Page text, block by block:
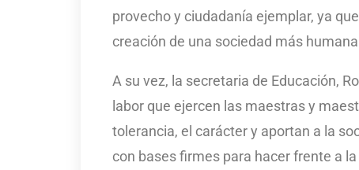
provecho y ciudadanía ejemplar, ya
creación de una sociedad más
A su vez, la secretaria de Educación,
labor que ejercen las maestras y
tolerancia, el carácter y aportan a la
con bases firmes para hacer frente a